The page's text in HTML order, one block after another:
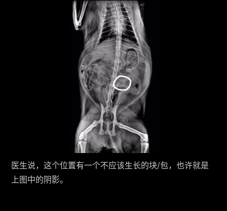
医生说，这个位置有一个不应该生长的块/包，也许就是
上图中的阴影。